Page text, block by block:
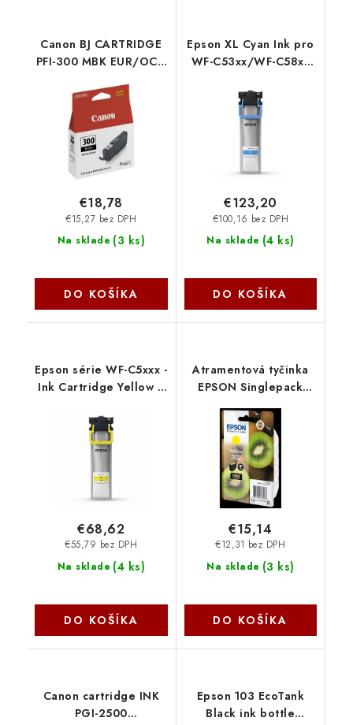
Canon BJ CARTRIDGE
PFI-300 MBK EUR/OCN
Na sklade (3 ks)
€15,27 bez DPH
€18,78
DO KOŠÍKA
Epson XL Cyan Ink pro
WF-C53xx/WF-C58xx
Na sklade (4 ks)
€100,16 bez DPH
€123,20
DO KOŠÍKA
Epson série WF-C5xxx -
Ink Cartridge Yellow L
Na sklade (4 ks)
€55,79 bez DPH
€68,62
DO KOŠÍKA
Atramentová tyčinka
EPSON Singlepack
"Kiwi" Yellow 202
Claria Premium Ink 4,1
ml C13T02F44010
Epson
Na sklade (3 ks)
€12,31 bez DPH
€15,14
DO KOŠÍKA
Canon cartridge INK
PGI-2500
Epson 103 EcoTank
Black ink bottle